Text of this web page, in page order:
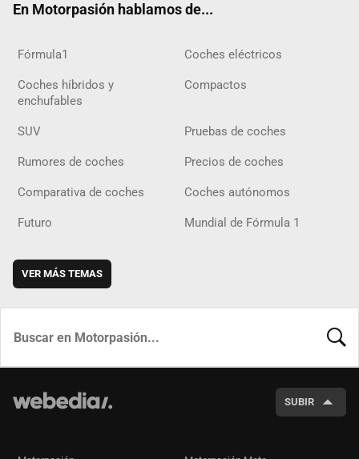
En Motorpasión hablamos de...
Fórmula1 Coches eléctricos
Coches híbridos y
enchufables
Compactos
SUV Pruebas de coches
Rumores de coches Precios de coches
Comparativa de coches Coches autónomos
Futuro Mundial de Fórmula 1
VER MÁS TEMAS
SUBIR